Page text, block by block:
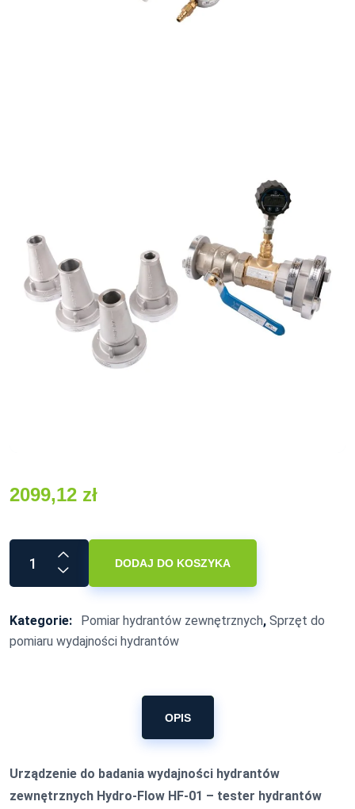
2099,12 zł
DODAJ DO KOSZYKA
Kategorie: Pomiar hydrantów zewnętrznych, Sprzęt do
pomiaru wydajności hydrantów
OPIS
Urządzenie do badania wydajności hydrantów
zewnętrznych Hydro-Flow HF-01 – tester hydrantów